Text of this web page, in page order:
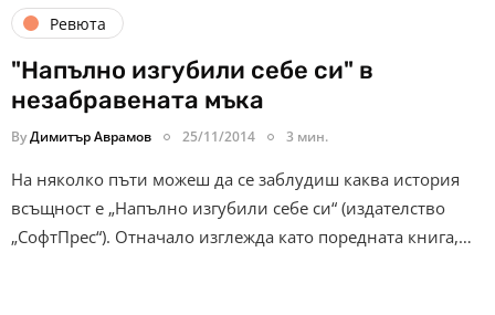
Ревюта
"Напълно изгубили себе си" в
незабравената мъка
ByДимитър Аврамов 25/11/2014 3 мин.
На няколко пъти можеш да се заблудиш каква история
всъщност е „Напълно изгубили себе си“ (издателство
„СофтПрес“). Отначало изглежда като поредната книга,…